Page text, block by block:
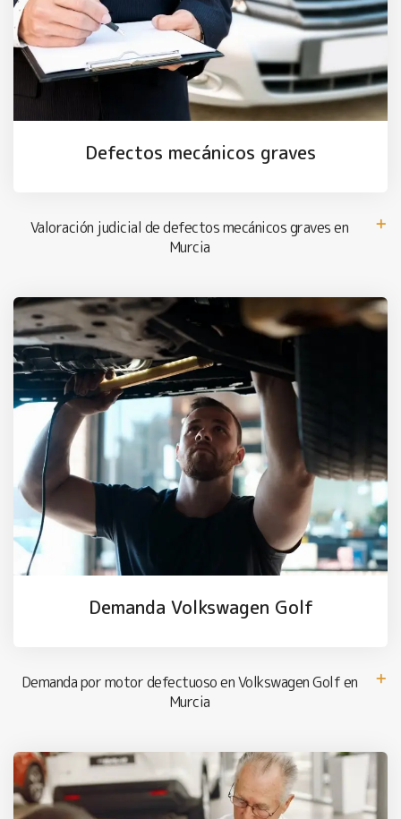
Defectos mecánicos graves
Valoración judicial de defectos mecánicos graves en
Murcia
Demanda Volkswagen Golf
Demanda por motor defectuoso en Volkswagen Golf en
Murcia